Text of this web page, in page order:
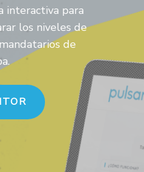
interactiva para
los niveles de
de